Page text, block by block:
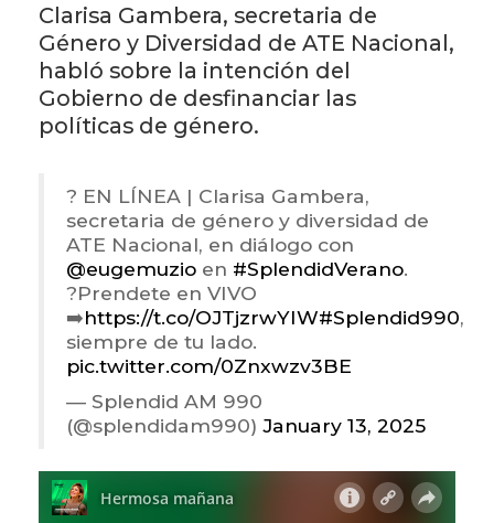
Clarisa Gambera, secretaria de
Género y Diversidad de ATE Nacional,
habló sobre la intención del
Gobierno de desfinanciar las
políticas de género.
? EN LÍNEA | Clarisa Gambera,
secretaria de género y diversidad de
ATE Nacional, en diálogo con
@eugemuzio en #SplendidVerano.
?Prendete en VIVO
➡️https://t.co/OJTjzrwYIW#Splendid990,
siempre de tu lado.
pic.twitter.com/0Znxwzv3BE
— Splendid AM 990
(@splendidam990) January 13, 2025